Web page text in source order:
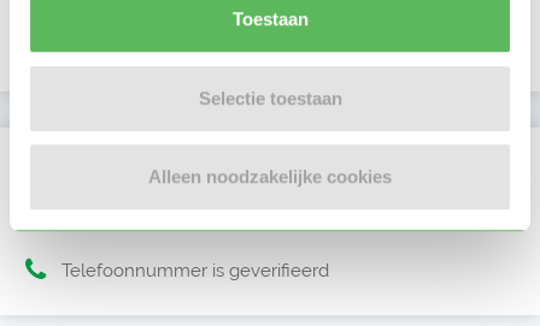
Toestaan
Selectie toestaan
Alleen noodzakelijke cookies
Profiel bijgewerkt 19-12-2025
E-mailadres is geverifieerd
Telefoonnummer is geverifieerd